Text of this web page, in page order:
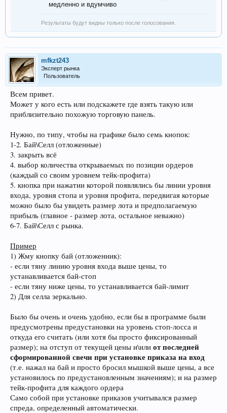
медленно и вдумчиво
Результаты будут видны только после голосования.
mfkzt243
Эксперт рынка
Пользователь
Всем привет.
Может у кого есть или подскажете где взять такую или
приблизительно похожую торговую панель.
Нужно, по типу, чтобы на графике было семь кнопок:
1-2. Бай\Селл (отложенные)
3. закрыть всё
4. выбор количества открываемых по позиции ордеров
(каждый со своим уровнем тейк-профита)
5. кнопка при нажатии которой появлялись бы линии уровня
входа, уровня стопа и уровня профита, передвигая которые
можно было бы увидеть размер лота и предполагаемую
прибыль (главное - размер лота, остальное неважно)
6-7. Бай\Селл с рынка.
Пример
1) Жму кнопку бай (отложенник):
- если тяну линию уровня входа выше цены, то
устанавливается бай-стоп
- если тяну ниже цены, то устанавливается бай-лимит
2) Для селла зеркально.
Было бы очень и очень удобно, если бы в программе были
предусмотрены предустановки на уровень стоп-лосса и
откуда его считать (или хотя бы просто фиксированный
размер); на отступ от текущей цены и\или от последней
сформированной свечи при установке приказа на вход
(т.е. нажал на бай и просто бросил мышкой выше цены, а все
установилось по предустановленным значениям); и на размер
тейк-профита для каждого ордера
Само собой при установке приказов учитывался размер
спреда, определенный автоматически.